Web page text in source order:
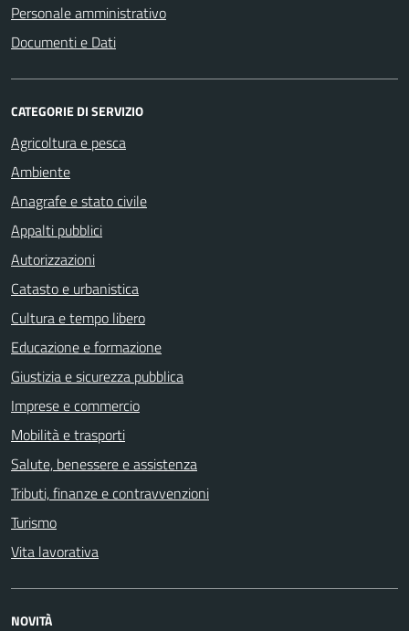
Personale amministrativo
Documenti e Dati
CATEGORIE DI SERVIZIO
Agricoltura e pesca
Ambiente
Anagrafe e stato civile
Appalti pubblici
Autorizzazioni
Catasto e urbanistica
Cultura e tempo libero
Educazione e formazione
Giustizia e sicurezza pubblica
Imprese e commercio
Mobilità e trasporti
Salute, benessere e assistenza
Tributi, finanze e contravvenzioni
Turismo
Vita lavorativa
NOVITÀ